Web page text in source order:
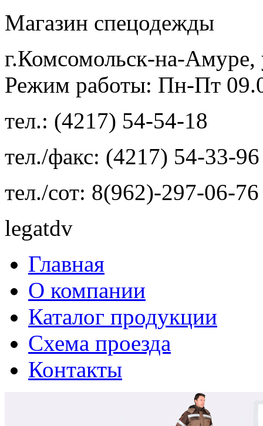
Магазин спецодежды
г.Комсомольск-на-
Режим работы: Пн-Пт
тел.: (4217) 54-54-18
тел./факс: (4217) 54-33-96
тел./сот: 8(962)-297-06-76
legatdv
Главная
О компании
Каталог продукции
Схема проезда
Контакты